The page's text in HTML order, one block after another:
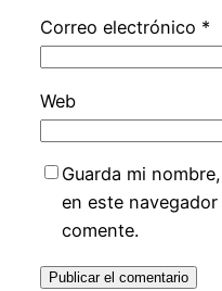
Correo electrónico *
Web
Guarda mi
en este
comente.